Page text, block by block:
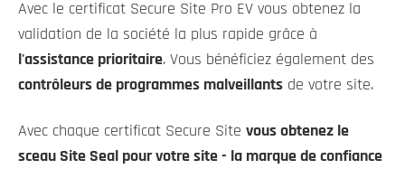
Avec le certificat Secure Site Pro EV vous obtenez la
validation de la société la plus rapide grâce à
l'assistance prioritaire. Vous bénéficiez également des
contrôleurs de programmes malveillants de votre site.
Avec chaque certificat Secure Site vous obtenez le
sceau Site Seal pour votre site - la marque de confiance